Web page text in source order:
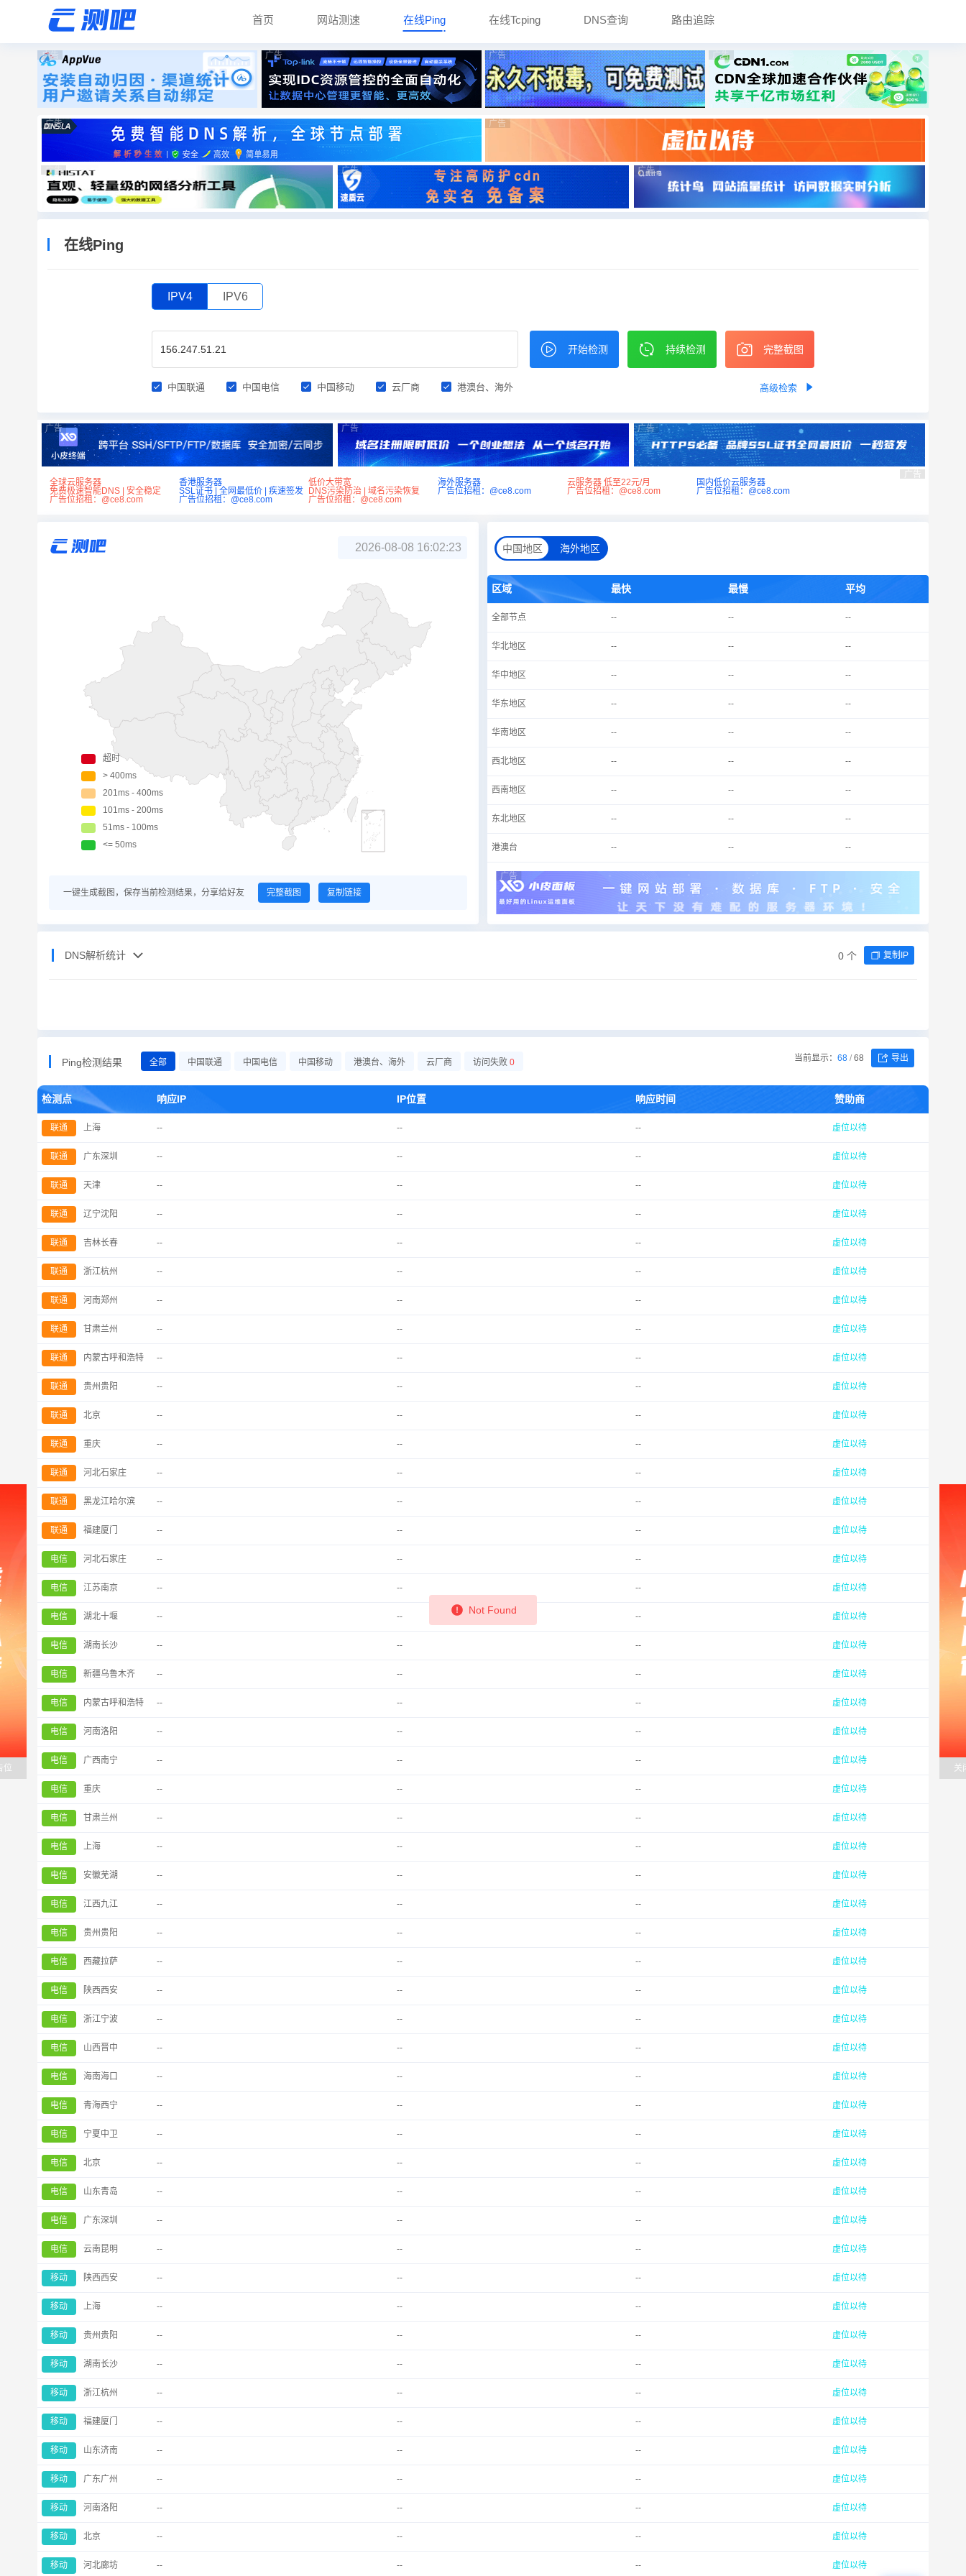
首页 网站测速 在线Ping 在线Tcping DNS查询 路由追踪
广告 广告 广告 广告
广告 广告
广告 广告 广告
在线Ping
IPV4 IPV6
开始检测 持续检测 完整截图
中国联通 中国电信 中国移动 云厂商 港澳台、海外 高级检索
广告 广告 广告
广告
全球云服务器 香港服务器 低价大带宽 海外服务器 云服务器 低至22元/月
国内低价云服务器
免费极速智能DNS | 安全稳定
SSL证书 | 全网最低价 | 疾速签发 DNS污染防治 | 域名污染恢复 广告位招租：@ce8.com 广告位招租：@ce8.com
广告位招租：@ce8.com
广告位招租：@ce8.com
广告位招租：@ce8.com 广告位招租：@ce8.com
2026-08-08 16:02:23
一键生成截图，保存当前检测结果，分享给好友 完整截图 复制链接
中国地区 海外地区
区域 最快 最慢 平均
全部节点 -- -- --
华北地区 -- -- --
华中地区 -- -- --
华东地区 -- -- --
华南地区 -- -- --
西北地区 -- -- --
西南地区 -- -- --
东北地区 -- -- --
港澳台 -- -- --
广告
DNS解析统计 0 个 复制IP
Ping检测结果 全部 中国联通 中国电信 中国移动 港澳台、海外 云厂商 访问失败 0 当前显示： 68 / 68 导出
检测点 响应IP IP位置 响应时间 赞助商
联通 上海 -- -- -- 虚位以待
联通 广东深圳 -- -- -- 虚位以待
联通 天津 -- -- -- 虚位以待
联通 辽宁沈阳 -- -- -- 虚位以待
联通 吉林长春 -- -- -- 虚位以待
联通 浙江杭州 -- -- -- 虚位以待
联通 河南郑州 -- -- -- 虚位以待
联通 甘肃兰州 -- -- -- 虚位以待
联通 内蒙古呼和浩特 -- -- -- 虚位以待
联通 贵州贵阳 -- -- -- 虚位以待
联通 北京 -- -- -- 虚位以待
联通 重庆 -- -- -- 虚位以待
联通 河北石家庄 -- -- -- 虚位以待
联通 黑龙江哈尔滨 -- -- -- 虚位以待
联通 福建厦门 -- -- -- 虚位以待
电信 河北石家庄 -- -- -- 虚位以待
电信 江苏南京 -- -- -- 虚位以待
电信 湖北十堰 -- -- -- 虚位以待
电信 湖南长沙 -- -- -- 虚位以待
电信 新疆乌鲁木齐 -- -- -- 虚位以待
电信 内蒙古呼和浩特 -- -- -- 虚位以待
电信 河南洛阳 -- -- -- 虚位以待
电信 广西南宁 -- -- -- 虚位以待
电信 重庆 -- -- -- 虚位以待
电信 甘肃兰州 -- -- -- 虚位以待
电信 上海 -- -- -- 虚位以待
电信 安徽芜湖 -- -- -- 虚位以待
电信 江西九江 -- -- -- 虚位以待
电信 贵州贵阳 -- -- -- 虚位以待
电信 西藏拉萨 -- -- -- 虚位以待
电信 陕西西安 -- -- -- 虚位以待
电信 浙江宁波 -- -- -- 虚位以待
电信 山西晋中 -- -- -- 虚位以待
电信 海南海口 -- -- -- 虚位以待
电信 青海西宁 -- -- -- 虚位以待
电信 宁夏中卫 -- -- -- 虚位以待
电信 北京 -- -- -- 虚位以待
电信 山东青岛 -- -- -- 虚位以待
电信 广东深圳 -- -- -- 虚位以待
电信 云南昆明 -- -- -- 虚位以待
移动 陕西西安 -- -- -- 虚位以待
移动 上海 -- -- -- 虚位以待
移动 贵州贵阳 -- -- -- 虚位以待
移动 湖南长沙 -- -- -- 虚位以待
移动 浙江杭州 -- -- -- 虚位以待
移动 福建厦门 -- -- -- 虚位以待
移动 山东济南 -- -- -- 虚位以待
移动 广东广州 -- -- -- 虚位以待
移动 河南洛阳 -- -- -- 虚位以待
移动 北京 -- -- -- 虚位以待
移动 河北廊坊 -- -- -- 虚位以待
位 关